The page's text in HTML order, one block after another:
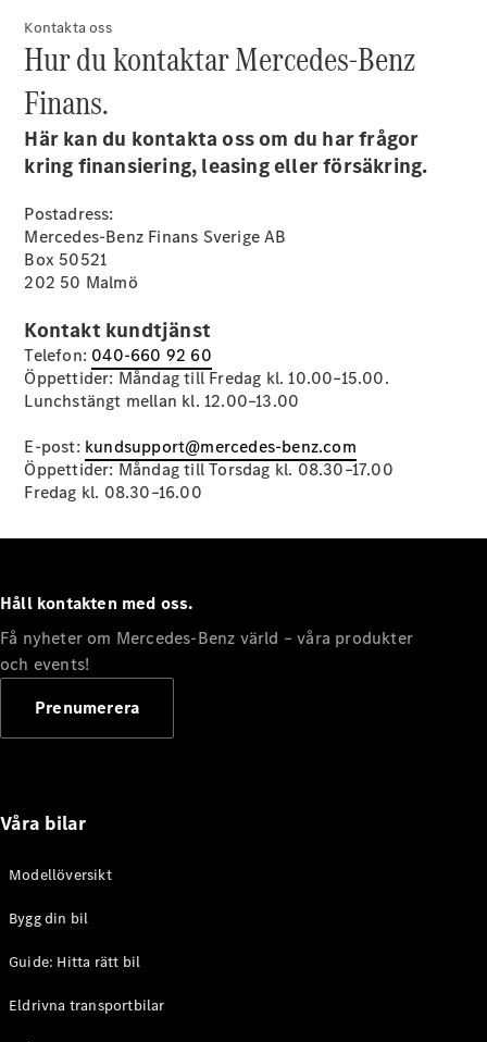
Alla Vito
Vito Skåpbil
Vito Mixto
Vito Tourer
Konfigurator
Hitta din
återförsäljare
Citan
Alla Citan
Citan
Citan
Tourer
Konfigurator
Campingbilar
Horizon
Konfigurator
återförsäljare
Kontakta oss
Hur du kontaktar Mercedes-Benz
Finans.
Här kan du kontakta oss om du har frågor
kring finansiering, leasing eller försäkring.
Postadress:
Mercedes-Benz Finans Sverige AB
Box 50521
202 50 Malmö
Kontakt kundtjänst
Telefon: 040-660 92 60
Öppettider: Måndag till Fredag kl. 10.00–15.00.
Lunchstängt mellan kl. 12.00–13.00
E-post: kundsupport@mercedes-benz.com
Öppettider: Måndag till Torsdag kl. 08.30–17.00
Fredag kl. 08.30–16.00
Håll kontakten med oss.
Få nyheter om Mercedes-Benz värld – våra produkter
och events!
Prenumerera
Våra bilar
Modellöversikt
Bygg din bil
Guide: Hitta rätt bil
Eldrivna transportbilar